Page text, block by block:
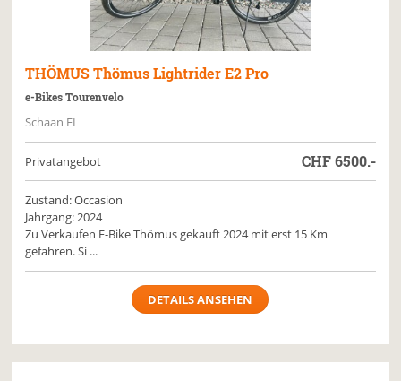
THÖMUS Thömus Lightrider E2 Pro
e-Bikes Tourenvelo
Schaan FL
Privatangebot CHF6500.-
Zustand: Occasion
Jahrgang: 2024
Zu Verkaufen E-Bike Thömus gekauft 2024 mit erst 15 Km
gefahren. Si ...
DETAILS ANSEHEN